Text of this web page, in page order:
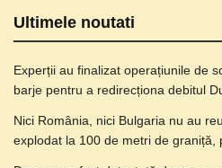
Ultimele noutati
Experții au finalizat operațiunile de
barje pentru a redirecționa debitul
Nici România, nici Bulgaria nu au
explodat la 100 de metri de graniță,